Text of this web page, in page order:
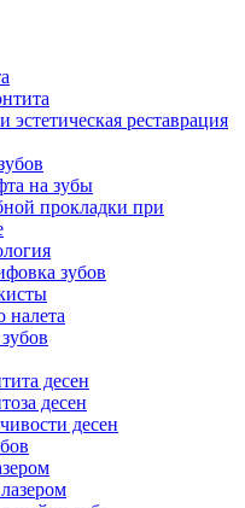
эстетическая реставрация
на зубы
прокладки при
зубов
налета
десен
десен
десен